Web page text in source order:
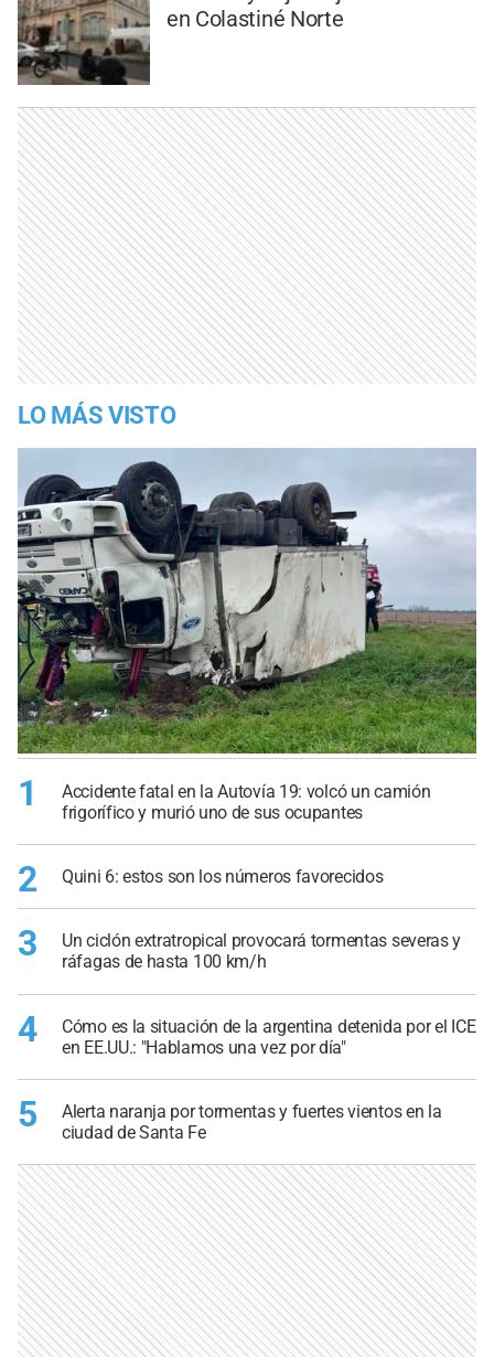
en Colastiné Norte
LO MÁS VISTO
1
Accidente fatal en la Autovía 19: volcó un camión
frigorífico y murió uno de sus ocupantes
2 Quini 6: estos son los números favorecidos
3
Un ciclón extratropical provocará tormentas severas y
ráfagas de hasta 100 km/h
4
Cómo es la situación de la argentina detenida por el ICE
en EE.UU.: "Hablamos una vez por día"
5
Alerta naranja por tormentas y fuertes vientos en la
ciudad de Santa Fe